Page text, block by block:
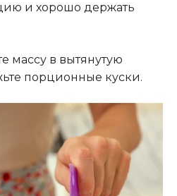
и хорошо держать
массу в вытянутую
порционные куски.